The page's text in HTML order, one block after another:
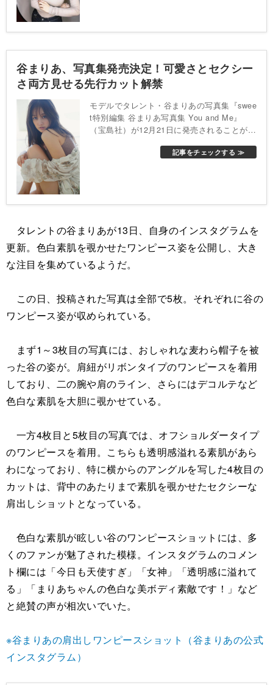
谷まりあ、写真集発売決定！可愛さとセクシー
さ両方見せる先行カット解禁
モデルでタレント・谷まりあの写真集『swee
t特別編集 谷まりあ写真集 You and Me』
（宝島社）が12月21日に発売されることが決
記事をチェックする ≫
タレントの谷まりあが13日、自身のインスタグラムを
更新。色白素肌を覗かせたワンピース姿を公開し、大き
な注目を集めているようだ。
この日、投稿された写真は全部で5枚。それぞれに谷の
ワンピース姿が収められている。
まず1～3枚目の写真には、おしゃれな麦わら帽子を被
った谷の姿が。肩紐がリボンタイプのワンピースを着用
しており、二の腕や肩のライン、さらにはデコルテなど
色白な素肌を大胆に覗かせている。
一方4枚目と5枚目の写真では、オフショルダータイプ
のワンピースを着用。こちらも透明感溢れる素肌があら
わになっており、特に横からのアングルを写した4枚目の
カットは、背中のあたりまで素肌を覗かせたセクシーな
肩出しショットとなっている。
色白な素肌が眩しい谷のワンピースショットには、多
くのファンが魅了された模様。インスタグラムのコメン
ト欄には「今日も天使すぎ」「女神」「透明感に溢れて
る」「まりあちゃんの色白な美ボディ素敵です！」など
と絶賛の声が相次いでいた。
※谷まりあの肩出しワンピースショット（谷まりあの公式
インスタグラム）